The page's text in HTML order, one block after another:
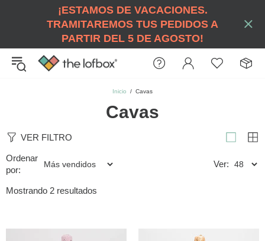
¡ESTAMOS DE VACACIONES.
TRAMITAREMOS TUS PEDIDOS A
PARTIR DEL 5 DE AGOSTO!
Inicio Cavas
Cavas
VER FILTRO
Ordenar
por:
Ver:
Mostrando 2 resultados